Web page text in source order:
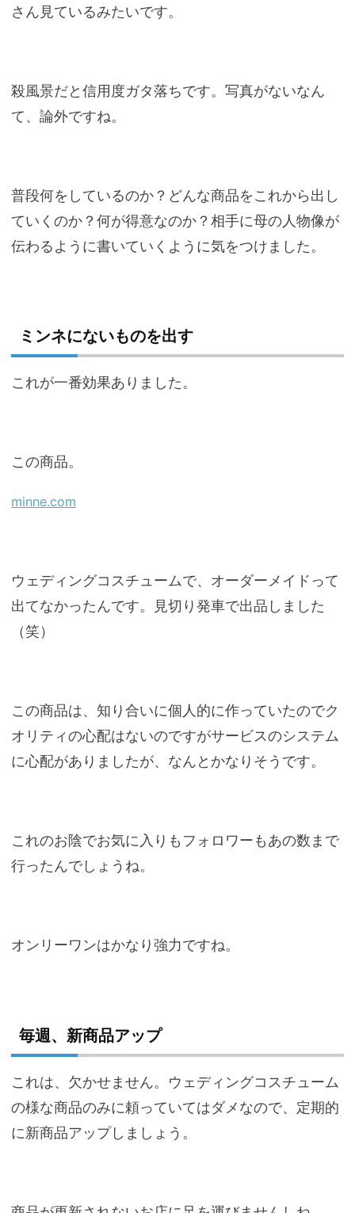
さん見ているみたいです。
殺風景だと信用度ガタ落ちです。写真がないなん
て、論外ですね。
普段何をしているのか？どんな商品をこれから出し
ていくのか？何が得意なのか？相手に母の人物像が
伝わるように書いていくように気をつけました。
ミンネにないものを出す
これが一番効果ありました。
この商品。
minne.com
ウェディングコスチュームで、オーダーメイドって
出てなかったんです。見切り発車で出品しました
（笑）
この商品は、知り合いに個人的に作っていたのでク
オリティの心配はないのですがサービスのシステム
に心配がありましたが、なんとかなりそうです。
これのお陰でお気に入りもフォロワーもあの数まで
行ったんでしょうね。
オンリーワンはかなり強力ですね。
毎週、新商品アップ
これは、欠かせません。 ウェディングコスチューム
の様な商品のみに頼っていてはダメなので、定期的
に新商品アップしましょう。